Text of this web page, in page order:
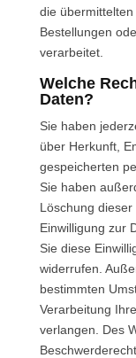
die übermittelten
Bestellungen
verarbeitet.
Welche
Daten?
Sie haben
über Herkunft,
gespeicherten
Sie haben
Löschung
Einwilligung zur
Sie diese
widerrufen.
bestimmten
Verarbeitung
verlangen. Des